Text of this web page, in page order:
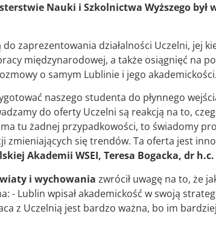
Nauki i Szkolnictwa Wyższego był
zaprezentowania działalności Uczelni, jej
międzynarodowej, a także osiągnięć na
o samym Lublinie i jego akademickości.
naszego studenta do płynnego
do oferty Uczelni są reakcją na to,
tu żadnej przypadkowości, to świadomy
zmieniających się trendów. Ta oferta jest
Akademii WSEI, Teresa Bogacka, dr h.c.
i wychowania zwrócił uwagę na to, że
- Lublin wpisał akademickość w swoją
z Uczelnią jest bardzo ważna, bo im